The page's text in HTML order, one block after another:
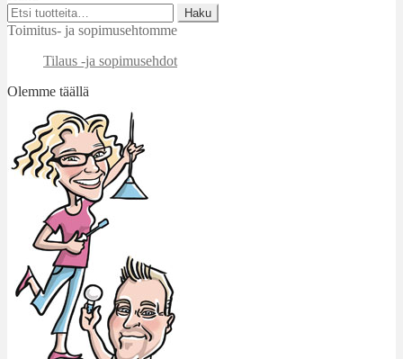
Etsi:
Haku
Toimitus- ja sopimusehtomme
Tilaus -ja sopimusehdot
Olemme täällä